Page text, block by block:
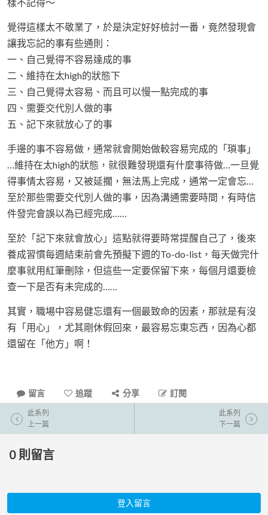
樣不記得～
覺得這樣太不敬業了，於是決定好好檢討一番，竟然發現會
讓我忘記的事有些通則：
一、自己覺得不容易達成的事
二、維持在太high的狀態下
三、自己覺得太容易、而且可以慢一點完成的事
四、需要交代別人做的事
五、記下來就放心了的事
手邊的事不容易做，通常就會開始做較容易完成的「瑣事」
…維持在太high的狀態，就很難發現還有什麼事待做…一旦覺
得事情太容易，又被延擱，無法馬上完成，通常一定會忘…
至於那些需要交代別人做的事，因為溝通需要時間，有時信
件發完會誤以為已經完成……
至於「記下來就會放心」這點就得要時常提醒自己了，後來
養成習慣每週結束前會先預擬下週的To-do-list，每天做完什
麼事就用紅筆刪除，但這些一定要保留下來，每個月還要檢
查一下是否有未完成的……
其實，職場中容易健忘還有一個最致命的因素，那就是有沒
有「用心」，尤其剛休假回來，最容易忘東忘西，因為心都
還留在「他方」啊！
留言 追蹤 分享 訂閱
此系列
上一篇
此系列
下一篇
0 則留言
登入留言